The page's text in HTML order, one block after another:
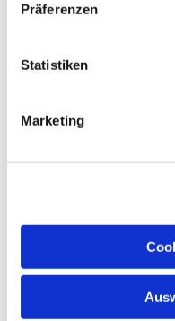
Präferenzen
Statistiken
Marketing
Dies